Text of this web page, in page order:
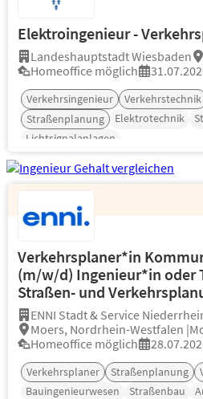
Elektroingenieur -
Landeshauptstadt Wiesbaden
Homeoffice möglich
Verkehrsingenieur Verkehrstechnik
Straßenplanung
Elektrotechnik
Lichtsignalanlagen
Verkehrsplaner*in
(m/w/d) Ingenieur*in oder
Straßen- und
ENNI Stadt & Service
Moers, Nordrhein-Westfalen
Homeoffice möglich
Verkehrsplaner Straßenplanung
Bauingenieurwesen
Straßenbau